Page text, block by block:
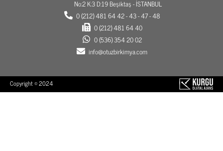
No:2 K:3 D:19 Beşiktaş - İSTANBUL
0 (212) 481 64 42 - 43 - 47 - 48
0 (212) 481 64 40
0 (536) 354 20 02
info@otuzbirkimya.com
Copyright © 2024